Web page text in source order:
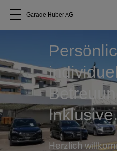
Alle Modelle
Über uns
Audi kaufen
Service & Reparatur
Garage Huber AG
Inklusive.
Herzlich